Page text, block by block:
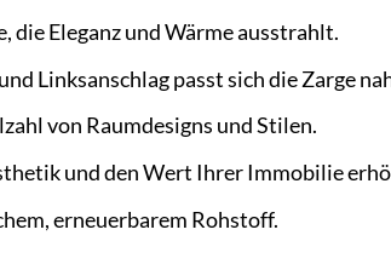
Eleganz und Wärme ausstrahlt.
Linksanschlag passt sich die Zarge
von Raumdesigns und Stilen.
und den Wert Ihrer Immobilie
erneuerbarem Rohstoff.